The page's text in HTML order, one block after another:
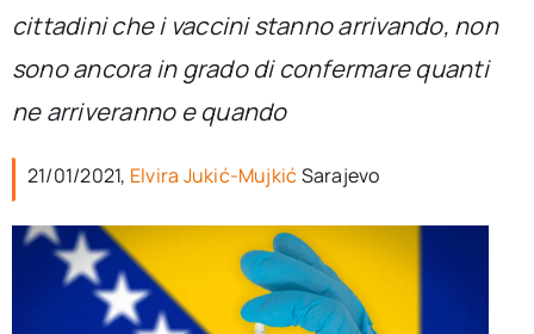
Newsletter
cittadini che i vaccini stanno arrivando, non
sono ancora in grado di confermare quanti
ne arriveranno e quando
21/01/2021, Elvira Jukić-MujkićSarajevo